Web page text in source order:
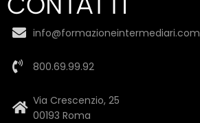
info@formazioneintermediari.com
800.69.99.92
Via Crescenzio, 25
00193 Roma